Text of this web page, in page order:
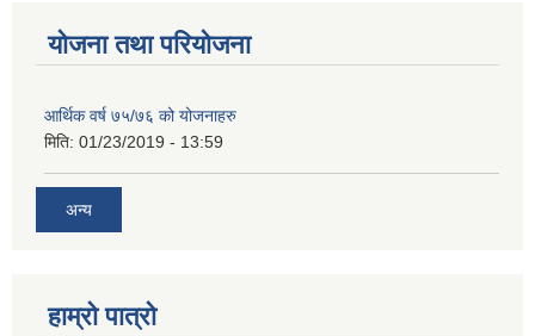
योजना तथा परियोजना
आर्थिक वर्ष ७५/७६ को योजनाहरु
मिति: 01/23/2019 - 13:59
अन्य
हाम्रो पात्रो